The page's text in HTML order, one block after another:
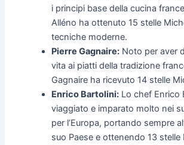
i principi base della cucina
Alléno ha ottenuto 15 stelle
tecniche moderne.
Pierre Gagnaire: Noto per aver
vita ai piatti della tradizione
Gagnaire ha ricevuto 14 stelle
Enrico Bartolini: Lo chef Enrico
viaggiato e imparato molto nei
per l’Europa, portando sempre
suo Paese e ottenendo 13 stelle